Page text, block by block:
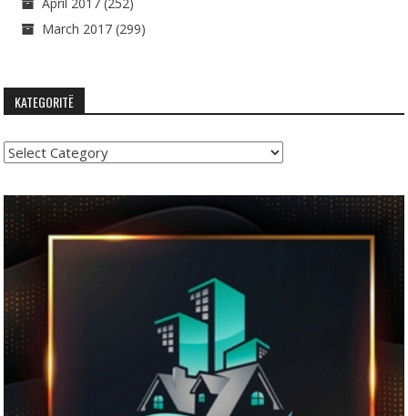
April 2017 (252)
March 2017 (299)
KATEGORITË
Kategoritë